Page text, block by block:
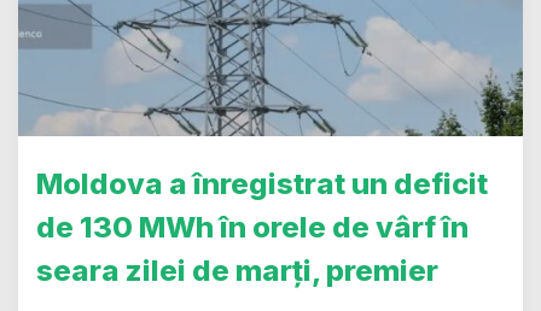
Moldova a înregistrat un deficit
de 130 MWh în orele de vârf în
seara zilei de marți, premier